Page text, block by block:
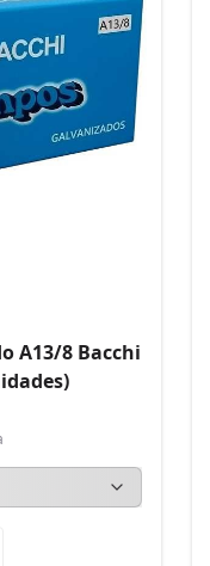
A13/8 Bacchi